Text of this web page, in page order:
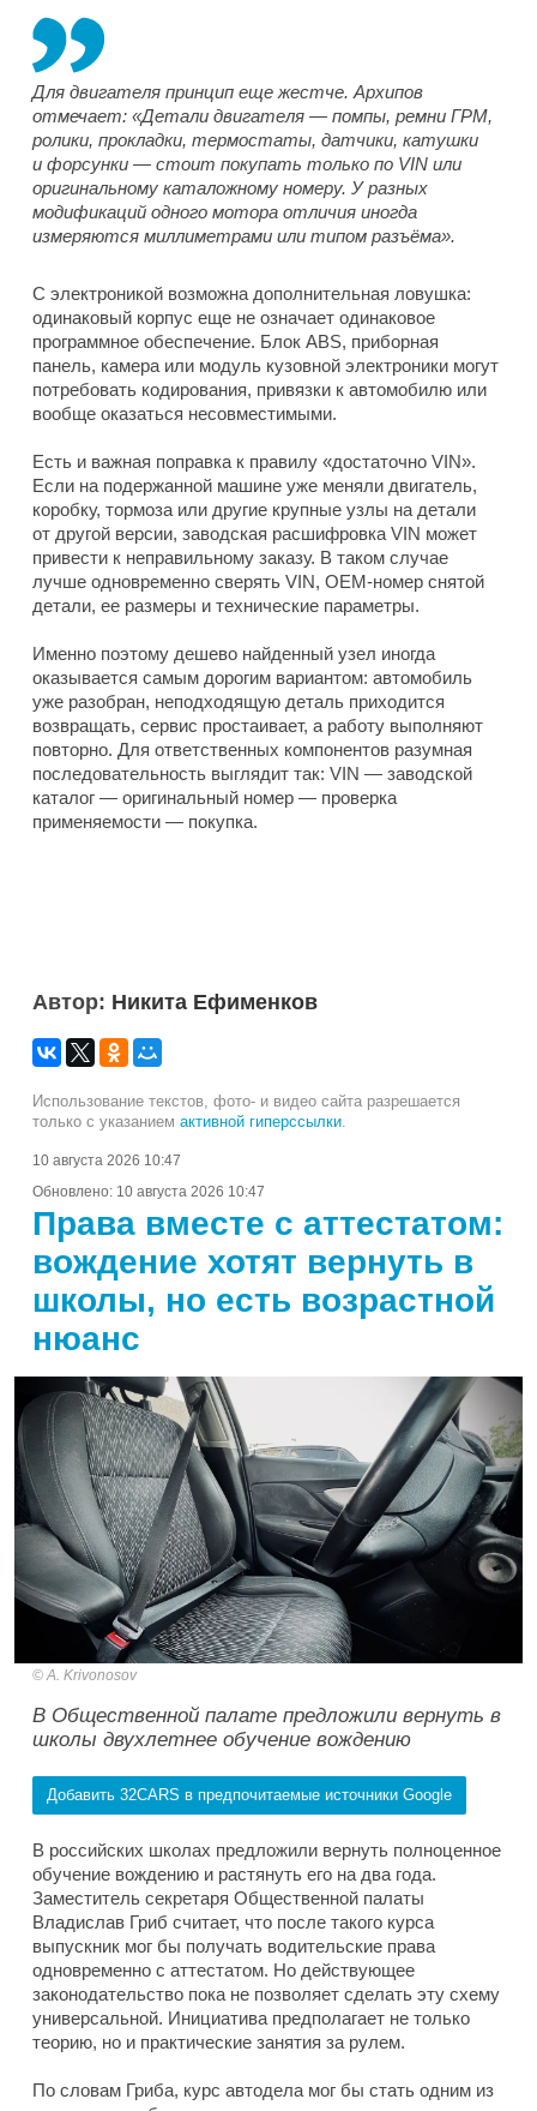
Для двигателя принцип еще жестче. Архипов
отмечает: «Детали двигателя — помпы, ремни ГРМ,
ролики, прокладки, термостаты, датчики, катушки
и форсунки — стоит покупать только по VIN или
оригинальному каталожному номеру. У разных
модификаций одного мотора отличия иногда
измеряются миллиметрами или типом разъёма».
С электроникой возможна дополнительная ловушка:
одинаковый корпус еще не означает одинаковое
программное обеспечение. Блок ABS, приборная
панель, камера или модуль кузовной электроники могут
потребовать кодирования, привязки к автомобилю или
вообще оказаться несовместимыми.
Есть и важная поправка к правилу «достаточно VIN».
Если на подержанной машине уже меняли двигатель,
коробку, тормоза или другие крупные узлы на детали
от другой версии, заводская расшифровка VIN может
привести к неправильному заказу. В таком случае
лучше одновременно сверять VIN, OEM-номер снятой
детали, ее размеры и технические параметры.
Именно поэтому дешево найденный узел иногда
оказывается самым дорогим вариантом: автомобиль
уже разобран, неподходящую деталь приходится
возвращать, сервис простаивает, а работу выполняют
повторно. Для ответственных компонентов разумная
последовательность выглядит так: VIN — заводской
каталог — оригинальный номер — проверка
применяемости — покупка.
Автор: Никита Ефименков
Использование текстов, фото- и видео сайта разрешается
только с указанием активной гиперссылки.
10 августа 2026 10:47
Обновлено: 10 августа 2026 10:47
Права вместе с аттестатом:
вождение хотят вернуть в
школы, но есть возрастной
нюанс
A. Krivonosov
В Общественной палате предложили вернуть в
школы двухлетнее обучение вождению
Добавить 32CARS в предпочитаемые источники Google
В российских школах предложили вернуть полноценное
обучение вождению и растянуть его на два года.
Заместитель секретаря Общественной палаты
Владислав Гриб считает, что после такого курса
выпускник мог бы получать водительские права
одновременно с аттестатом. Но действующее
законодательство пока не позволяет сделать эту схему
универсальной. Инициатива предполагает не только
теорию, но и практические занятия за рулем.
По словам Гриба, курс автодела мог бы стать одним из